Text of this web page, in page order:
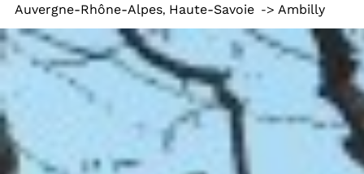
Auvergne-Rhône-Alpes, Haute-Savoie -> Ambilly